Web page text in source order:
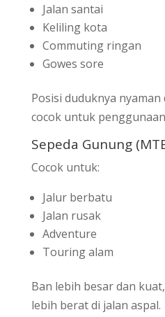
Jalan santai
Keliling kota
Commuting ringan
Gowes sore
Posisi duduknya
cocok untuk
Sepeda Gunung
Cocok untuk:
Jalur berbatu
Jalan rusak
Adventure
Touring alam
Ban lebih besar dan
lebih berat di jalan aspal.